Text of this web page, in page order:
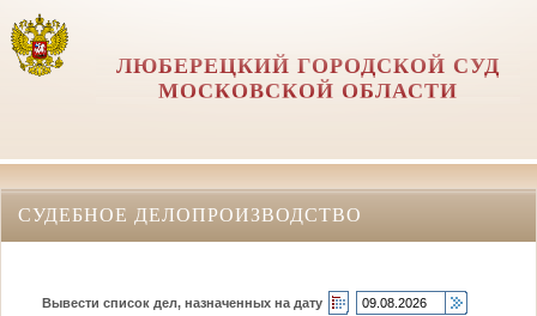
ЛЮБЕРЕЦКИЙ ГОРОДСКОЙ СУД
МОСКОВСКОЙ ОБЛАСТИ
СУДЕБНОЕ ДЕЛОПРОИЗВОДСТВО
Вывести список дел, назначенных на дату